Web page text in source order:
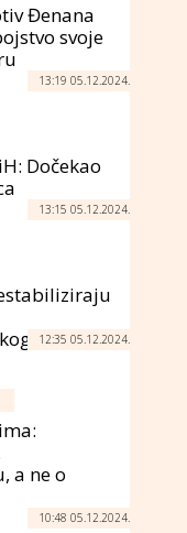
Đenana
svoje
13:19 05.12.2024.
Dočekao
13:15 05.12.2024.
puta
12:35 05.12.2024.
a ne o
10:48 05.12.2024.